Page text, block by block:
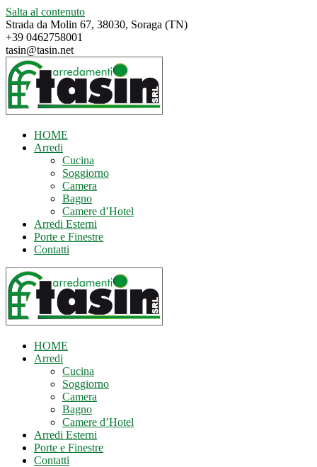
Salta al contenuto
Strada da Molin 67, 38030, Soraga (TN)
+39 0462758001
tasin@tasin.net
HOME
Arredi
Cucina
Soggiorno
Camera
Bagno
Camere d’Hotel
Arredi Esterni
Porte e Finestre
Contatti
HOME
Arredi
Cucina
Soggiorno
Camera
Bagno
Camere d’Hotel
Arredi Esterni
Porte e Finestre
Contatti